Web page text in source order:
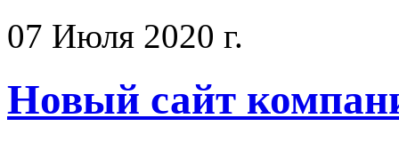
07 Июля 2020 г.
Новый сайт